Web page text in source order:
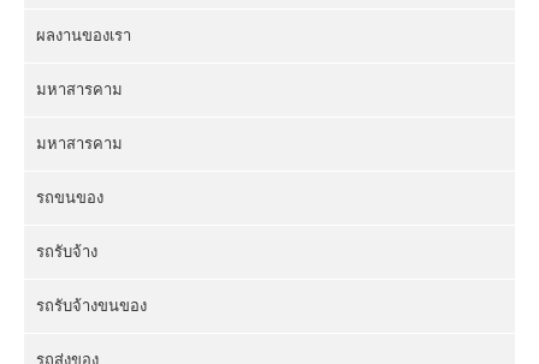
ผลงานของเรา
มหาสารคาม
มหาสารคาม
รถขนของ
รถรับจ้าง
รถรับจ้างขนของ
รถส่งของ